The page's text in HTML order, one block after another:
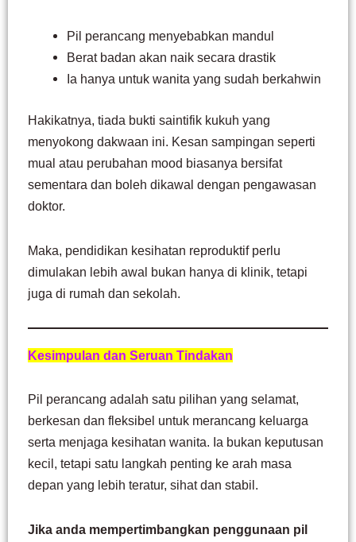
Pil perancang menyebabkan mandul
Berat badan akan naik secara drastik
Ia hanya untuk wanita yang sudah berkahwin
Hakikatnya, tiada bukti saintifik kukuh yang
menyokong dakwaan ini. Kesan sampingan seperti
mual atau perubahan mood biasanya bersifat
sementara dan boleh dikawal dengan pengawasan
doktor.
Maka, pendidikan kesihatan reproduktif perlu
dimulakan lebih awal bukan hanya di klinik, tetapi
juga di rumah dan sekolah.
Kesimpulan dan Seruan Tindakan
Pil perancang adalah satu pilihan yang selamat,
berkesan dan fleksibel untuk merancang keluarga
serta menjaga kesihatan wanita. Ia bukan keputusan
kecil, tetapi satu langkah penting ke arah masa
depan yang lebih teratur, sihat dan stabil.
Jika anda mempertimbangkan penggunaan pil